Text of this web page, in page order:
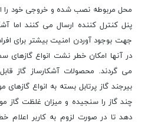
محل مربوطه نصب شده و خروجی خود را
پنل کنترل کننده ارسال می کنند اما
جهت بوجود آوردن امنیت بیشتر برای
در آنها امکان خطر نشت انواع گازهای
می گردند. محصولات آشکارساز گاز
بیرجند گاز پرتابل بسته به انواع
چند گاز را سنجیده و میزان غلظت گاز
دهد تا در صورت لزوم به کاربر اعلام